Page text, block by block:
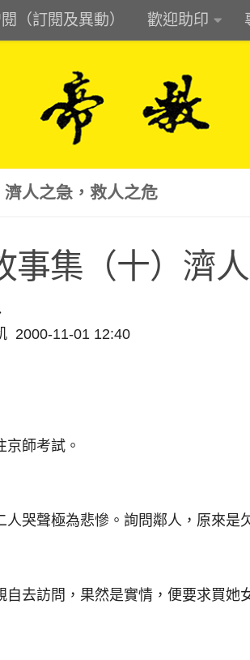
（訂閱及異動） 歡迎助印
人之急，救人之危
事集（十）濟
2000-11-01 12:40
師考試。
聲極為悲慘。詢問鄰人，原來是
去訪問，果然是實情，便要求買她